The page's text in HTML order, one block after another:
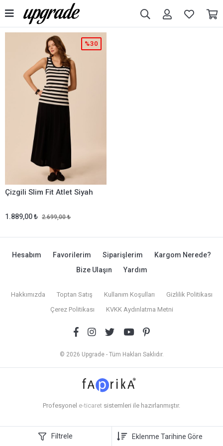
Filtrele
Çizgili Slim Fit Atlet Siyah
1.889,00 ₺ 2.699,00 ₺
%30
Hesabım Favorilerim Siparişlerim
Kargom Nerede?
Bize Ulaşın
Yardım
Hakkımızda Toptan Satış Kullanım Koşulları
Gizlilik Politikası
Çerez Politikası
KVKK Aydınlatma Metni
© 2026 Upgrade - Tüm Hakları Saklıdır.
Profesyonel e-ticaret sistemleri ile hazırlanmıştır.